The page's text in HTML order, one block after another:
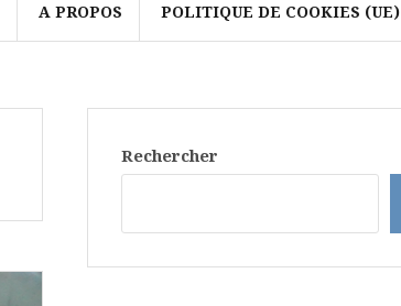
A PROPOS POLITIQUE DE COOKIES (UE)
Rechercher